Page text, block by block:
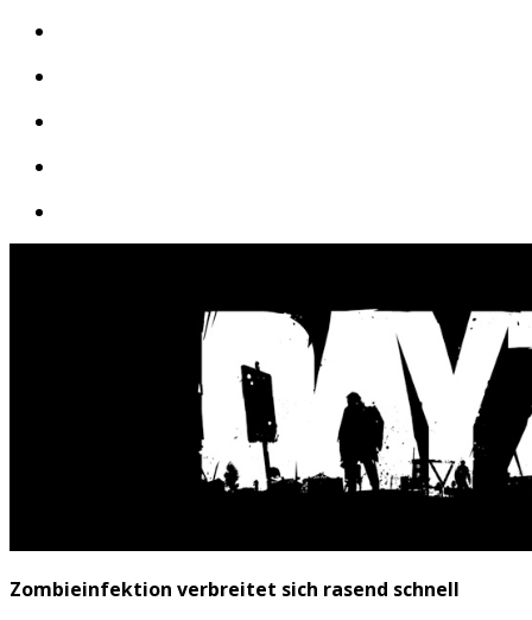
Zombieinfektion verbreitet sich rasend schnell